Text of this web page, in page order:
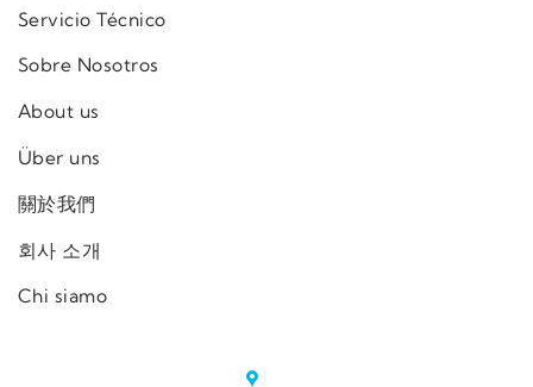
Servicio Técnico
Sobre Nosotros
About us
Über uns
關於我們
회사 소개
Chi siamo